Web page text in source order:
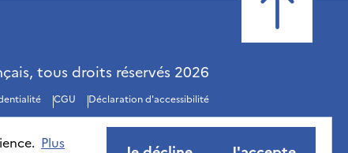
Plus
tous droits réservés 2026
CGU Déclaration d'accessibilité